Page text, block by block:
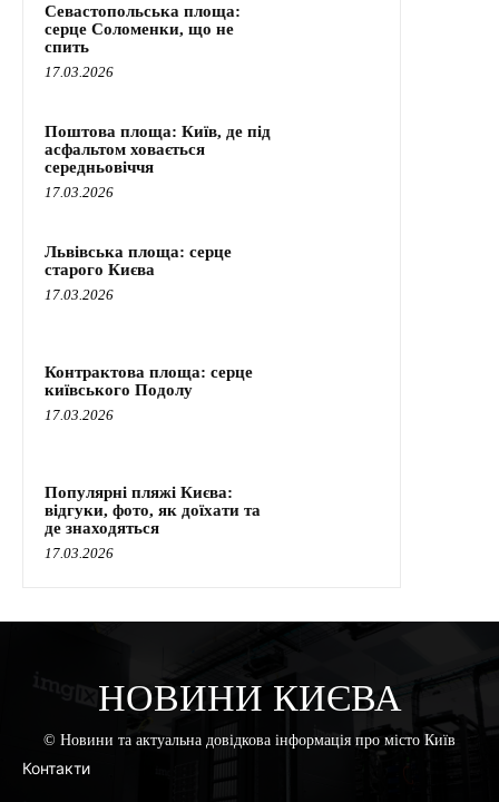
Севастопольська площа:
серце Соломенки, що не
спить
17.03.2026
Поштова площа: Київ, де під
асфальтом ховається
середньовіччя
17.03.2026
Львівська площа: серце
старого Києва
17.03.2026
Контрактова площа: серце
київського Подолу
17.03.2026
Популярні пляжі Києва:
відгуки, фото, як доїхати та
де знаходяться
17.03.2026
НОВИНИ КИЄВА
© Новини та актуальна довідкова інформація про місто Київ
Контакти